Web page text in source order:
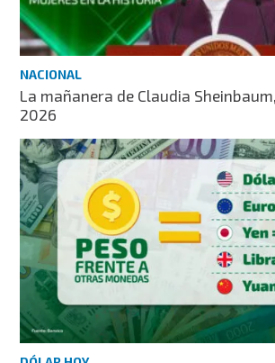
NACIONAL
La mañanera de Claudia
2026